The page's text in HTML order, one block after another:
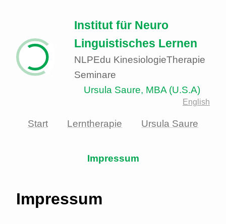
Institut für Neuro
Linguistisches Lernen
NLPEdu KinesiologieTherapie
Seminare
Ursula Saure, MBA (U.S.A)
English
Start Lerntherapie Ursula Saure
Impressum
Impressum